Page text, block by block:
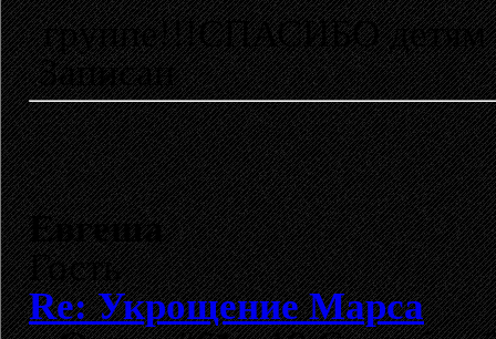
группе!!!СПАСИБО детям
Записан
Евгеша
Гость
Re: Укрощение Марса